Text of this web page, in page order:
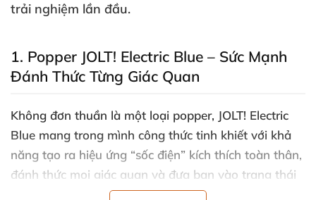
trải nghiệm lần đầu.
1. Popper JOLT! Electric Blue – Sức Mạnh
Đánh Thức Từng Giác Quan
Không đơn thuần là một loại popper, JOLT! Electric
Blue mang trong mình công thức tinh khiết với khả
năng tạo ra hiệu ứng “sốc điện” kích thích toàn thân,
đánh thức mọi giác quan và đưa bạn vào trạng thái
chỉ trong vài giây.